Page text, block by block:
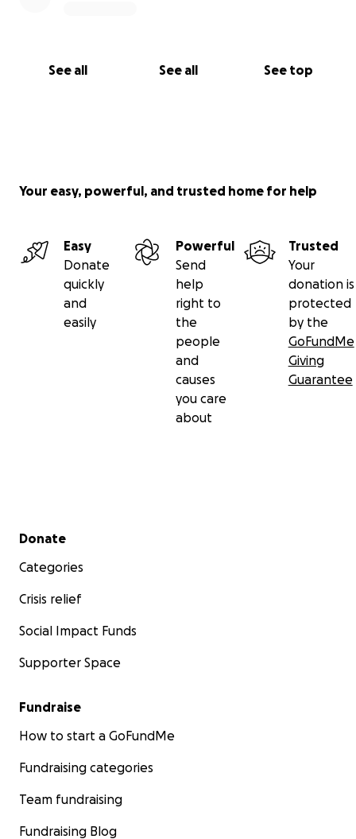
See all See all See top
Your easy, powerful, and trusted home for help
Easy
Donate
quickly
and
easily
Powerful
Send
help
right to
the
people
and
causes
you care
about
Trusted
Your
donation is
protected
by the
GoFundMe
Giving
Guarantee
Secondary menu
Donate
Categories
Crisis relief
Social Impact Funds
Supporter Space
Fundraise
How to start a GoFundMe
Fundraising categories
Team fundraising
Fundraising Blog